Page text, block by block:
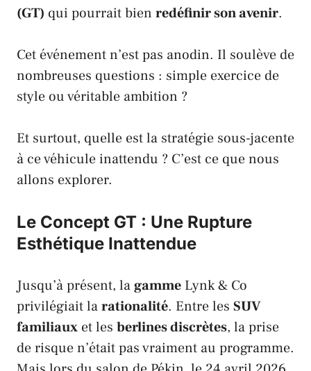
(GT) qui pourrait bien redéfinir son avenir.
Cet événement n’est pas anodin. Il soulève de
nombreuses questions : simple exercice de
style ou véritable ambition ?
Et surtout, quelle est la stratégie sous-jacente
à ce véhicule inattendu ? C’est ce que nous
allons explorer.
Le Concept GT : Une Rupture
Esthétique Inattendue
Jusqu’à présent, lagamme Lynk & Co
privilégiait larationalité. Entre les SUV
familiaux et les berlines discrètes, la prise
de risque n’était pas vraiment au programme.